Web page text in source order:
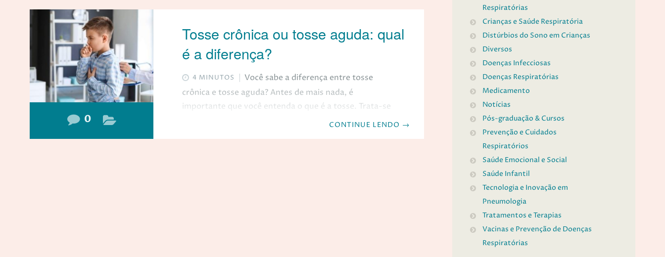
0
Tosse crônica ou tosse aguda: qual
é a diferença?
4 MINUTOS
Você sabe a diferença entre tosse
crônica e tosse aguda? Antes de mais nada, é
importante que você entenda o que é a tosse. Trata-se
de um mecanismo de defesa do organismo contra
CONTINUE LENDO →
Respiratórias
Crianças e Saúde Respiratória
Distúrbios do Sono em Crianças
Diversos
Doenças Infecciosas
Doenças Respiratórias
Medicamento
Notícias
Pós-graduação & Cursos
Prevenção e Cuidados
Respiratórios
Saúde Emocional e Social
Saúde Infantil
Tecnologia e Inovação em
Pneumologia
Tratamentos e Terapias
Vacinas e Prevenção de Doenças
Respiratórias